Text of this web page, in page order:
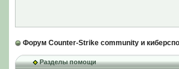
Форум Counter-Strike community и
Разделы помощи